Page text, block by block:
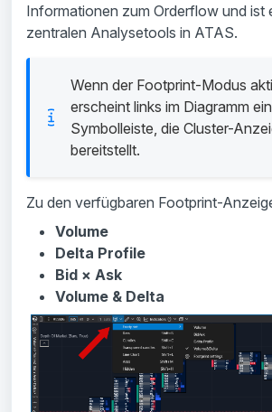
Informationen zum Orderflow und ist
zentralen Analysetools in ATAS.
Wenn der Footprint-Modus
erscheint links im Diagramm
Symbolleiste, die Cluster-
bereitstellt.
Zu den verfügbaren Footprint-
Volume
Delta Profile
Bid × Ask
Volume & Delta